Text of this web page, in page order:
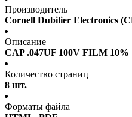
Производитель
Cornell Dubilier Electronics
Описание
CAP .047UF 100V FILM 10%
Количество страниц
8 шт.
Форматы файла